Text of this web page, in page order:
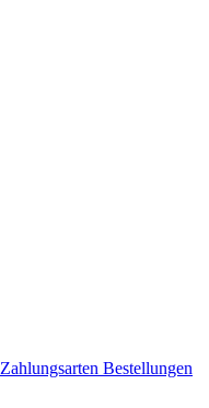
Zahlungsarten Bestellungen